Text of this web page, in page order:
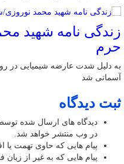
زندگی نامه شهید
حرم
آسمانی شد
ثبت دیدگاه
دیدگاه های ارسال شده
در وب منتشر خواهد شد.
پیام هایی که حاوی تهمت یا
پیام هایی که به غیر از